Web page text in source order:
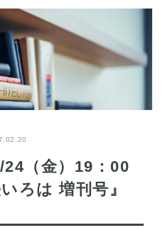
24（金）19：00
ろは 増刊号』